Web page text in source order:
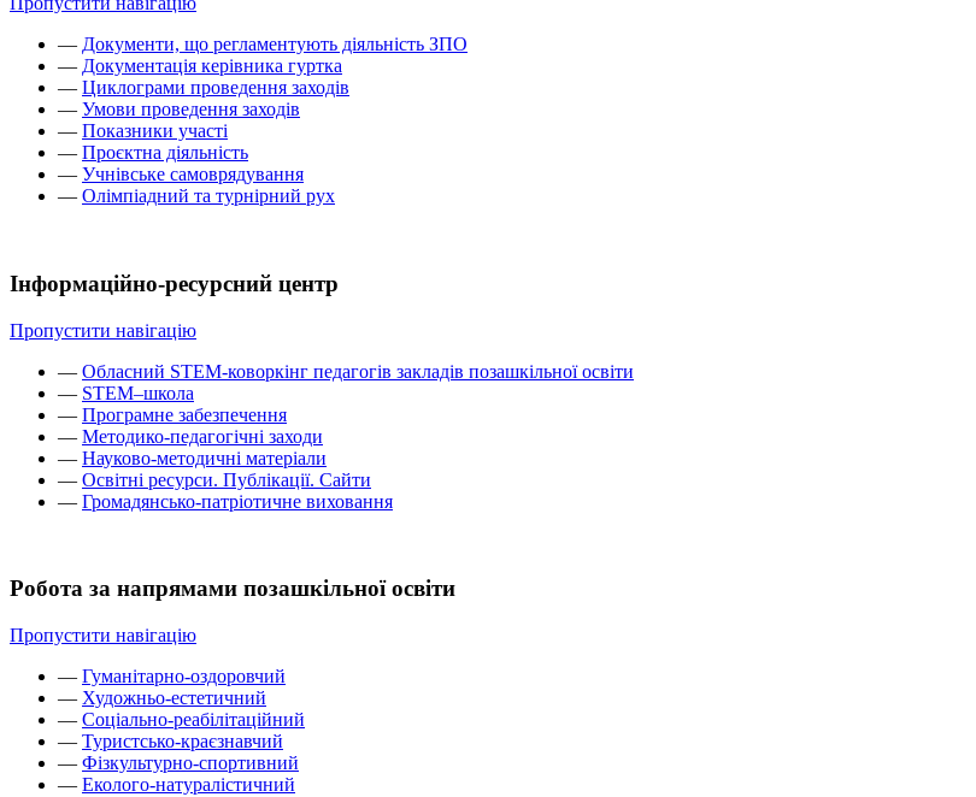
— Документи, що регламентують діяльність ЗПО
— Документація керівника гуртка
— Циклограми проведення заходів
— Умови проведення заходів
— Показники участі
— Проєктна діяльність
— Учнівське самоврядування
— Олімпіадний та турнірний рух
Інформаційно-ресурсний центр
Пропустити навігацію
— Обласний STEM-коворкінг педагогів закладів позашкільної освіти
— STEM–школа
— Програмне забезпечення
— Методико-педагогічні заходи
— Науково-методичні матеріали
— Освітні ресурси. Публікації. Сайти
— Громадянсько-патріотичне виховання
Робота за напрямами позашкільної освіти
Пропустити навігацію
— Гуманітарно-оздоровчий
— Художньо-естетичний
— Соціально-реабілітаційний
— Туристсько-краєзнавчий
— Фізкультурно-спортивний
— Еколого-натуралістичний